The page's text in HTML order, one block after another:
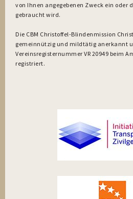
von Ihnen angegebenen Zweck ein oder
gebraucht wird.
Die CBM Christoffel-Blindenmission
gemeinnützig und mildtätig anerkannt
Vereinsregisternummer VR 20949 beim
registriert.